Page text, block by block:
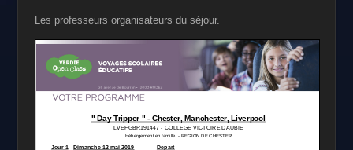
Les professeurs organisateurs du séjour.